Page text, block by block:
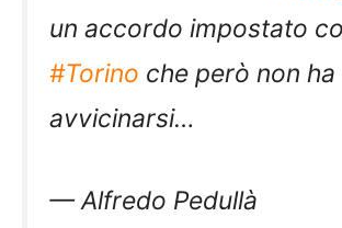
un accordo impostato
#Torino che però non
avvicinarsi…
— Alfredo Pedullà